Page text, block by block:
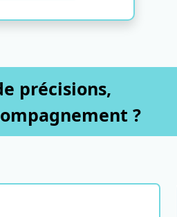
précisions,
?